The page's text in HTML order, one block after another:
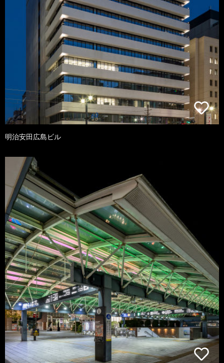
明治安田広島ビル